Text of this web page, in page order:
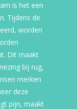
is het een
Tijdens de
worden
Dit maakt
bij rug,
merken
deze
pijn, maakt